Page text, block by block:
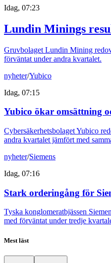
Idag, 07:23
Lundin Minings
Gruvbolaget Lundin Mining
förväntat under andra kvartalet.
nyheter/Yubico
Idag, 07:15
Yubico ökar omsättning
Cybersäkerhetsbolaget Yubico
andra kvartalet jämfört med
nyheter/Siemens
Idag, 07:16
Stark orderingång för
Tyska konglomeratbjässen
med förväntat under tredje
Mest läst